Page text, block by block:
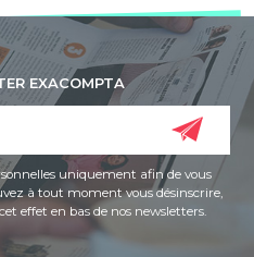
EXACOMPTA
uniquement afin de vous
à tout moment vous désinscrire,
effet en bas de nos newsletters.